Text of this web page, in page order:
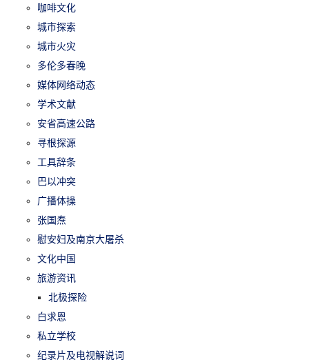
咖啡文化
城市探索
城市火灾
多伦多春晚
媒体网络动态
学术文献
安省高速公路
寻根探源
工具辞条
巴以冲突
广播体操
张国焘
慰安妇及南京大屠杀
文化中国
旅游资讯
北极探险
白求恩
私立学校
纪录片及电视解说词